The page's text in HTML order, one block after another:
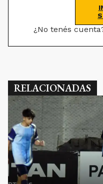
¿No tenés
RELACIONADAS